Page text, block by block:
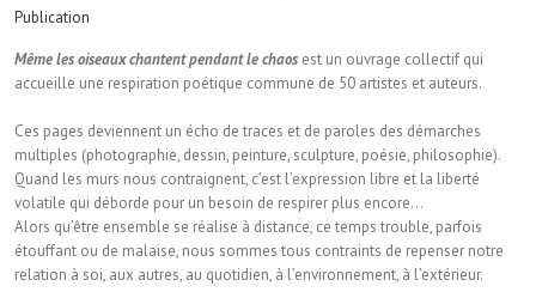
Publication
Même les oiseaux chantent pendant le chaos est un ouvrage collectif qui
accueille une respiration poétique commune de 50 artistes et auteurs.
Ces pages deviennent un écho de traces et de paroles des démarches
multiples (photographie, dessin, peinture, sculpture, poésie, philosophie).
Quand les murs nous contraignent, c’est l’expression libre et la liberté
volatile qui déborde pour un besoin de respirer plus encore…
Alors qu’être ensemble se réalise à distance, ce temps trouble, parfois
étouffant ou de malaise, nous sommes tous contraints de repenser notre
relation à soi, aux autres, au quotidien, à l’environnement, à l’extérieur.